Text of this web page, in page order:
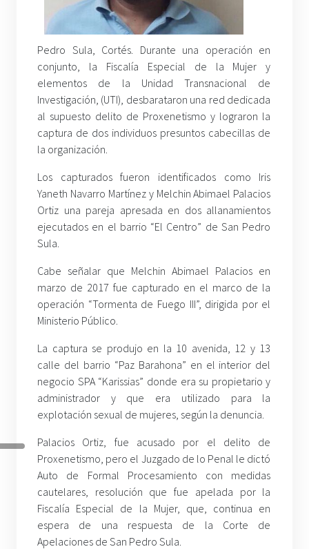
Pedro Sula, Cortés. Durante una operación en
conjunto, la Fiscalía Especial de la Mujer y
elementos de la Unidad Transnacional de
Investigación, (UTI), desbarataron una red dedicada
al supuesto delito de Proxenetismo y lograron la
captura de dos individuos presuntos cabecillas de
la organización.
Los capturados fueron identificados como Iris
Yaneth Navarro Martínez y Melchin Abimael Palacios
Ortiz una pareja apresada en dos allanamientos
ejecutados en el barrio “El Centro” de San Pedro
Sula.
Cabe señalar que Melchin Abimael Palacios en
marzo de 2017 fue capturado en el marco de la
operación “Tormenta de Fuego III”, dirigida por el
Ministerio Público.
La captura se produjo en la 10 avenida, 12 y 13
calle del barrio “Paz Barahona” en el interior del
negocio SPA “Karissias” donde era su propietario y
administrador y que era utilizado para la
explotación sexual de mujeres, según la denuncia.
Palacios Ortiz, fue acusado por el delito de
Proxenetismo, pero el Juzgado de lo Penal le dictó
Auto de Formal Procesamiento con medidas
cautelares, resolución que fue apelada por la
Fiscalía Especial de la Mujer, que, continua en
espera de una respuesta de la Corte de
Apelaciones de San Pedro Sula.